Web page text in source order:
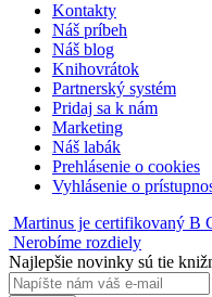
Kontakty
Náš príbeh
Náš blog
Knihovrátok
Partnerský systém
Pridaj sa k nám
Marketing
Náš labák
Prehlásenie o cookies
Vyhlásenie o
Martinus je certifikovaný B
Nerobíme rozdiely
Najlepšie novinky sú tie